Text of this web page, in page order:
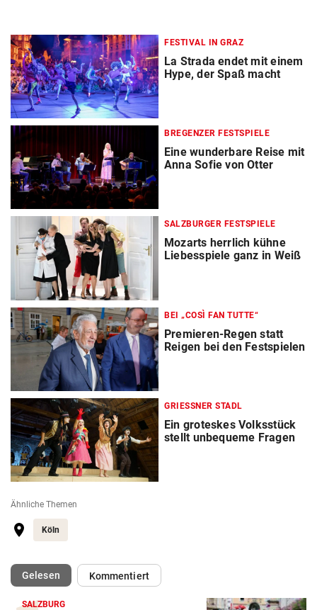
FESTIVAL IN GRAZ
La Strada endet mit einem
Hype, der Spaß macht
BREGENZER FESTSPIELE
Eine wunderbare Reise mit
Anna Sofie von Otter
SALZBURGER FESTSPIELE
Mozarts herrlich kühne
Liebesspiele ganz in Weiß
BEI „COSÌ FAN TUTTE“
Premieren-Regen statt
Reigen bei den Festspielen
GRIESSNER STADL
Ein groteskes Volksstück
stellt unbequeme Fragen
Ähnliche Themen
Köln
Gelesen(ausgewählt)Kommentiert
SALZBURG